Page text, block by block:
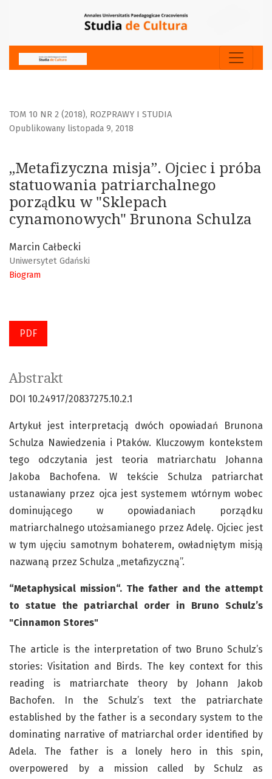
TOM 10 NR 2 (2018), ROZPRAWY I STUDIA
„Metafizyczna misja”. Ojciec i próba
statuowania patriarchalnego
porządku w "Sklepach
cynamonowych" Brunona Schulza
Opublikowany listopada 9, 2018
Marcin Całbecki
Uniwersytet Gdański
Biogram
PDF
Abstrakt
DOI 10.24917/20837275.10.2.1
Artykuł jest interpretacją dwóch opowiadań Brunona
Schulza Nawiedzenia i Ptaków. Kluczowym kontekstem
tego odczytania jest teoria matriarchatu Johanna
Jakoba Bachofena. W tekście Schulza patriarchat
ustanawiany przez ojca jest systemem wtórnym wobec
dominującego w opowiadaniach porządku
matriarchalnego utożsamianego przez Adelę. Ojciec jest
w tym ujęciu samotnym bohaterem, owładniętym misją
nazwaną przez Schulza „metafizyczną”.
“Metaphysical mission“. The father and the attempt
to statue the patriarchal order in Bruno Schulz’s
"Cinnamon Stores"
The article is the interpretation of two Bruno Schulz’s
stories: Visitation and Birds. The key context for this
reading is matriarchate theory by Johann Jakob
Bachofen. In the Schulz’s text the patriarchate
established by the father is a secondary system to the
dominating narrative of matriarchal order identified by
Adela. The father is a lonely hero in this spin,
overpowered by a mission called by Schulz as